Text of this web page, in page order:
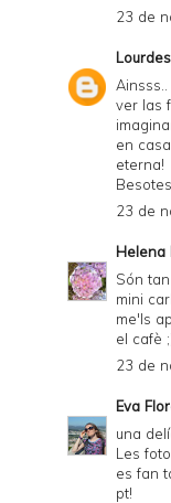
23 de
Lourdes
ver las
en
eterna!
Besotes.
23 de
Helena
Són
mini
me'ls
el cafè
23 de
Eva
una
Les
es fan
pt!